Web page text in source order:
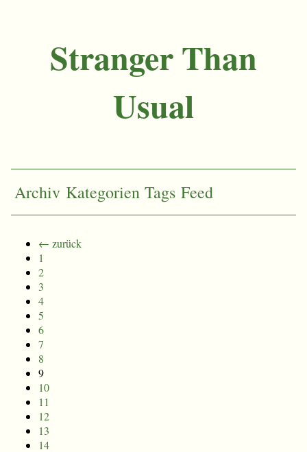
Stranger Than
Usual
Archiv Kategorien Tags Feed
← zurück
1
2
3
4
5
6
7
8
9
10
11
12
13
14